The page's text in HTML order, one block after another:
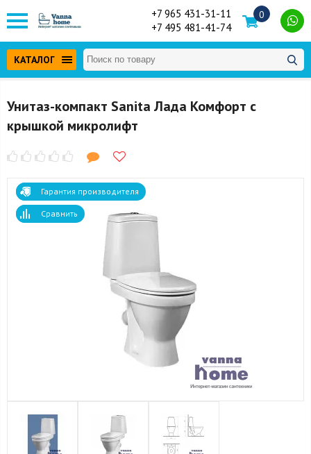
+7 965 431-31-11
+7 495 481-41-74
0
КАТАЛОГ
Унитаз-компакт Sanita Лада Комфорт с
крышкой микролифт
Гарантия производителя
Сравнить